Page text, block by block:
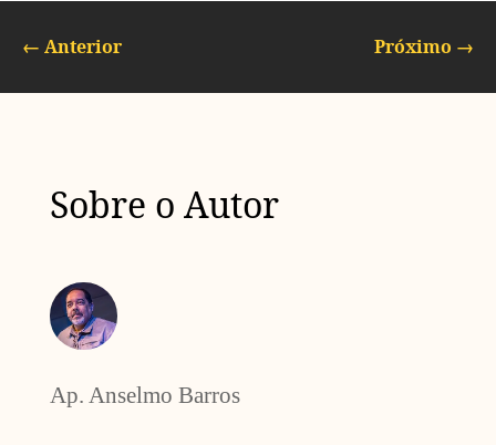
← Anterior Próximo →
Sobre o Autor
Ap. Anselmo Barros